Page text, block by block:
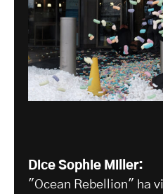
Dice Sophie Miller:
"Ocean Rebellion" ha